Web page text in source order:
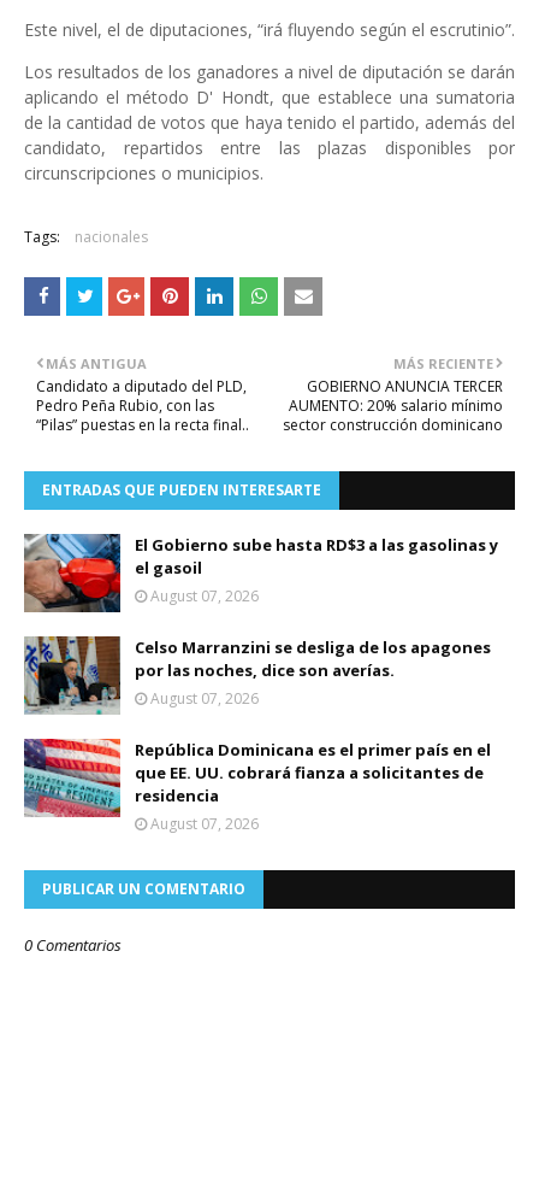
Este nivel, el de diputaciones, “irá fluyendo según el escrutinio”.
Los resultados de los ganadores a nivel de diputación se darán
aplicando el método D' Hondt, que establece una sumatoria
de la cantidad de votos que haya tenido el partido, además del
candidato, repartidos entre las plazas disponibles por
circunscripciones o municipios.
Tags: nacionales
MÁS RECIENTE
GOBIERNO ANUNCIA TERCER
AUMENTO: 20% salario mínimo
sector construcción dominicano
MÁS ANTIGUA
Candidato a diputado del PLD,
Pedro Peña Rubio, con las
“Pilas” puestas en la recta final..
ENTRADAS QUE PUEDEN INTERESARTE
El Gobierno sube hasta RD$3 a las gasolinas y
el gasoil
August 07, 2026
Celso Marranzini se desliga de los apagones
por las noches, dice son averías.
August 07, 2026
República Dominicana es el primer país en el
que EE. UU. cobrará fianza a solicitantes de
residencia
August 07, 2026
PUBLICAR UN COMENTARIO
0 Comentarios